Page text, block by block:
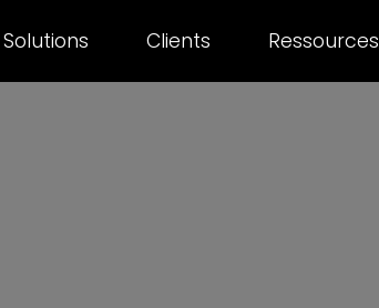
Solutions Clients Ressources